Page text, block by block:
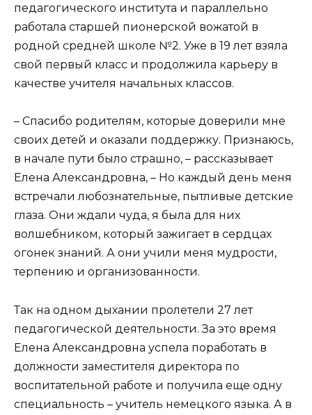
педагогического института и параллельно
работала старшей пионерской вожатой в
родной средней школе №2. Уже в 19 лет взяла
свой первый класс и продолжила карьеру в
качестве учителя начальных классов.
– Спасибо родителям, которые доверили мне
своих детей и оказали поддержку. Признаюсь,
в начале пути было страшно, – рассказывает
Елена Александровна, – Но каждый день меня
встречали любознательные, пытливые детские
глаза. Они ждали чуда, я была для них
волшебником, который зажигает в сердцах
огонек знаний. А они учили меня мудрости,
терпению и организованности.
Так на одном дыхании пролетели 27 лет
педагогической деятельности. За это время
Елена Александровна успела поработать в
должности заместителя директора по
воспитательной работе и получила еще одну
специальность – учитель немецкого языка. А в